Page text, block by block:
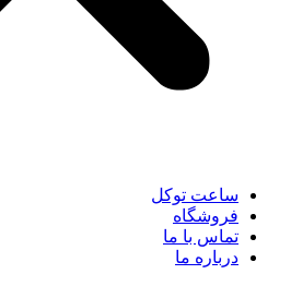
ساعت توکل
فروشگاه
تماس با ما
درباره ما